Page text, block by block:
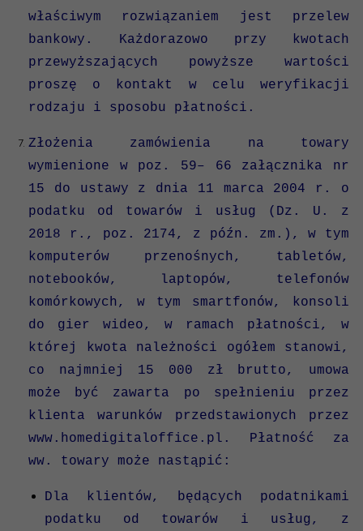
właściwym rozwiązaniem jest przelew
bankowy. Każdorazowo przy kwotach
przewyższających powyższe wartości
proszę o kontakt w celu weryfikacji
rodzaju i sposobu płatności.
Złożenia zamówienia na towary
wymienione w poz. 59– 66 załącznika nr
15 do ustawy z dnia 11 marca 2004 r. o
podatku od towarów i usług (Dz. U. z
2018 r., poz. 2174, z późn. zm.), w tym
komputerów przenośnych, tabletów,
notebooków, laptopów, telefonów
komórkowych, w tym smartfonów, konsoli
do gier wideo, w ramach płatności, w
której kwota należności ogółem stanowi,
co najmniej 15 000 zł brutto, umowa
może być zawarta po spełnieniu przez
klienta warunków przedstawionych przez
www.homedigitaloffice.pl. Płatność za
ww. towary może nastąpić:
Dla klientów, będących podatnikami
podatku od towarów i usług, z